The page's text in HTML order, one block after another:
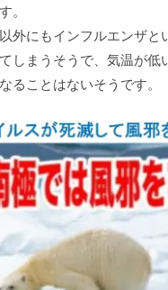
。
外にもインフルエンザと
しまうそうで、気温が低
ることはないそうです。